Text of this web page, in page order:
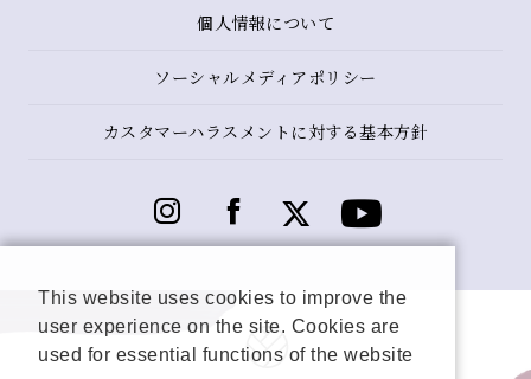
個人情報について
ソーシャルメディアポリシー
カスタマーハラスメントに対する基本方針
This website uses cookies to improve the
user experience on the site. Cookies are
used for essential functions of the website